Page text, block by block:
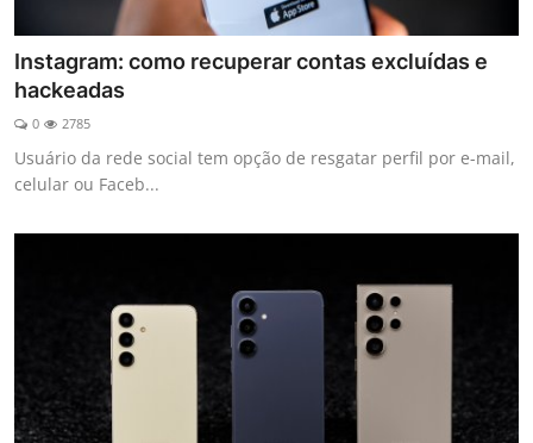
Instagram: como recuperar contas excluídas e
hackeadas
0 2785
Usuário da rede social tem opção de resgatar perfil por e-mail,
celular ou Faceb...